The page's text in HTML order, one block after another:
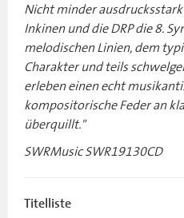
Nicht minder
Inkinen und die DRP die 8.
melodischen Linien, dem
Charakter und teils
erleben einen echt
kompositorische Feder an
überquillt."
SWRMusic SWR19130CD
Titelliste